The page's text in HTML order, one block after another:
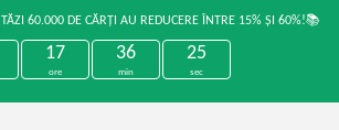
60.000 DE CĂRȚI AU REDUCERE ÎNTRE 15% ȘI 60%!📚
17
ore
36
min
24
sec